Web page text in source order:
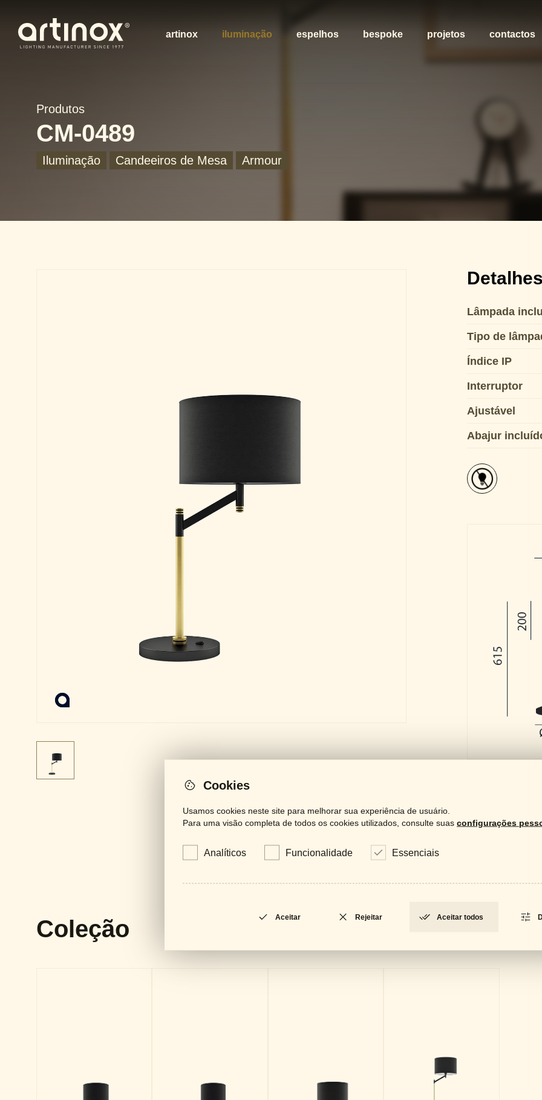
artinox iluminação espelhos bespoke projetos contactos
Produtos
CM-0489
Iluminação Candeeiros de Mesa Armour
Lâmpada
Tipo de
Índice IP
Interruptor
Ajustável
Abajur
LOCKED
Coleção
Cookies
Usamos cookies neste site para melhorar sua experiência de usuário.
Para uma visão completa de todos os cookies utilizados, consulte suas configurações
Analíticos Funcionalidade Essenciais
Aceitar Rejeitar Aceitar todos